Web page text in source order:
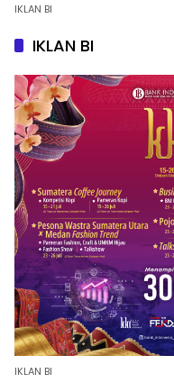
IKLAN BI
IKLAN BI
IKLAN BI